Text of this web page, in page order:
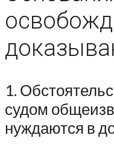
1.
судом
нуждаются в